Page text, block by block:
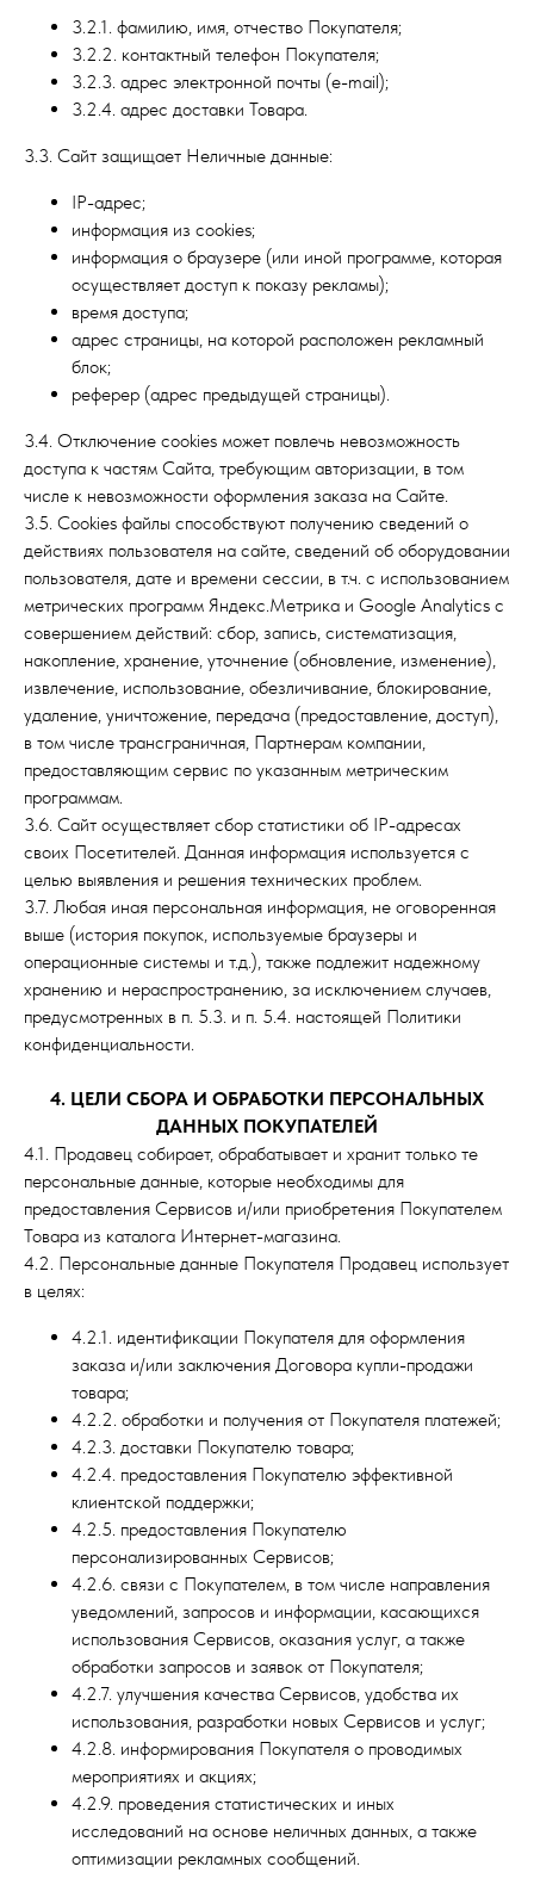
3.2.1. фамилию, имя, отчество Покупателя;
3.2.2. контактный телефон Покупателя;
3.2.3. адрес электронной почты (e-mail);
3.2.4. адрес доставки Товара.
3.3. Сайт защищает Неличные данные:
IP-адрес;
информация из cookies;
информация о браузере (или иной программе, которая
осуществляет доступ к показу рекламы);
время доступа;
адрес страницы, на которой расположен рекламный
блок;
реферер (адрес предыдущей страницы).
3.4. Отключение cookies может повлечь невозможность
доступа к частям Сайта, требующим авторизации, в том
числе к невозможности оформления заказа на Сайте.
3.5. Cookies файлы способствуют получению сведений о
действиях пользователя на сайте, сведений об оборудовании
пользователя, дате и времени сессии, в т.ч. с использованием
метрических программ Яндекс.Метрика и Google Analytics с
совершением действий: сбор, запись, систематизация,
накопление, хранение, уточнение (обновление, изменение),
извлечение, использование, обезличивание, блокирование,
удаление, уничтожение, передача (предоставление, доступ),
в том числе трансграничная, Партнерам компании,
предоставляющим сервис по указанным метрическим
программам.
3.6. Сайт осуществляет сбор статистики об IP-адресах
своих Посетителей. Данная информация используется с
целью выявления и решения технических проблем.
3.7. Любая иная персональная информация, не оговоренная
выше (история покупок, используемые браузеры и
операционные системы и т.д.), также подлежит надежному
хранению и нераспространению, за исключением случаев,
предусмотренных в п. 5.3. и п. 5.4. настоящей Политики
конфиденциальности.
4. ЦЕЛИ СБОРА И ОБРАБОТКИ ПЕРСОНАЛЬНЫХ
ДАННЫХ ПОКУПАТЕЛЕЙ
4.1. Продавец собирает, обрабатывает и хранит только те
персональные данные, которые необходимы для
предоставления Сервисов и/или приобретения Покупателем
Товара из каталога Интернет-магазина.
4.2. Персональные данные Покупателя Продавец использует
в целях:
4.2.1. идентификации Покупателя для оформления
заказа и/или заключения Договора купли-продажи
товара;
4.2.2. обработки и получения от Покупателя платежей;
4.2.3. доставки Покупателю товара;
4.2.4. предоставления Покупателю эффективной
клиентской поддержки;
4.2.5. предоставления Покупателю
персонализированных Сервисов;
4.2.6. связи с Покупателем, в том числе направления
уведомлений, запросов и информации, касающихся
использования Сервисов, оказания услуг, а также
обработки запросов и заявок от Покупателя;
4.2.7. улучшения качества Сервисов, удобства их
использования, разработки новых Сервисов и услуг;
4.2.8. информирования Покупателя о проводимых
мероприятиях и акциях;
4.2.9. проведения статистических и иных
исследований на основе неличных данных, а также
оптимизации рекламных сообщений.